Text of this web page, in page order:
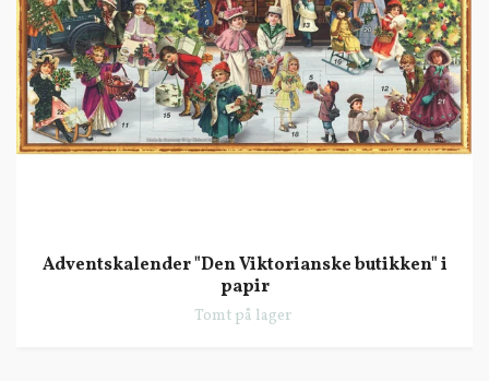
Adventskalender "Den Viktorianske butikken" i
papir
Tomt på lager